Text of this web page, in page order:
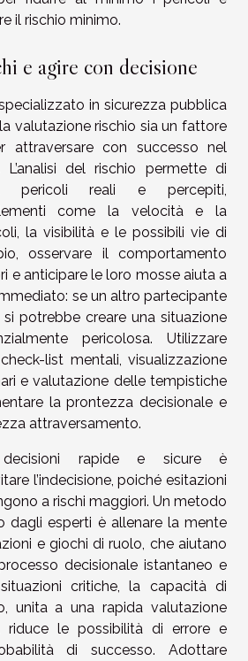
il rischio minimo.
e agire con decisione
in sicurezza pubblica
valutazione rischio sia un fattore
attraversare con successo nel
del rischio permette di
pericoli reali e percepiti,
come la velocità e la
la visibilità e le possibili vie di
osservare il comportamento
e anticipare le loro mosse aiuta a
se un altro partecipante
potrebbe creare una situazione
pericolosa. Utilizzare
list mentali, visualizzazione
e valutazione delle tempistiche
la prontezza decisionale e
attraversamento.
decisioni rapide e sicure è
l’indecisione, poiché esitazioni
a rischi maggiori. Un metodo
dagli esperti è allenare la mente
e giochi di ruolo, che aiutano
decisionale istantaneo e
critiche, la capacità di
unita a una rapida valutazione
riduce le possibilità di errore e
di successo. Adottare